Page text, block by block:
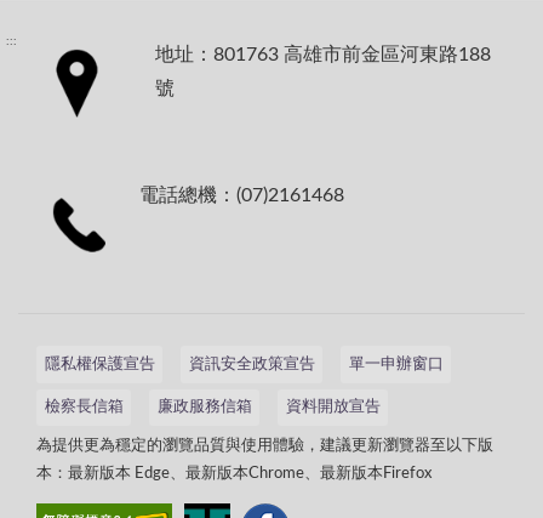
:::
地址：801763 高雄市前金區河東路188
號
電話總機：(07)2161468
隱私權保護宣告 資訊安全政策宣告 單一申辦窗口
檢察長信箱 廉政服務信箱 資料開放宣告
為提供更為穩定的瀏覽品質與使用體驗，建議更新瀏覽器至以下版
本：最新版本 Edge、最新版本Chrome、最新版本Firefox